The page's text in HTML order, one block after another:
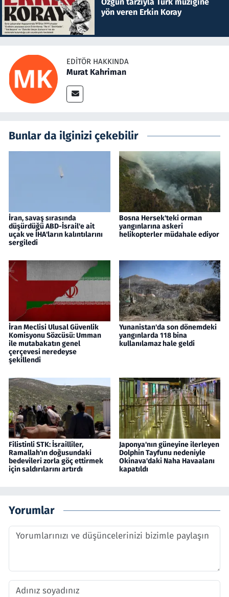
yön veren Erkin Koray
EDITÖR HAKKINDA
Murat Kahriman
Bunlar da ilginizi çekebilir
İran, savaş sırasında
düşürdüğü ABD-İsrail'e ait
uçak ve İHA'ların kalıntılarını
sergiledi
Bosna Hersek'teki orman
yangınlarına askeri
helikopterler müdahale ediyor
İran Meclisi Ulusal Güvenlik
Komisyonu Sözcüsü: Umman
ile mutabakatın genel
çerçevesi neredeyse
şekillendi
Yunanistan'da son dönemdeki
yangınlarda 118 bina
kullanılamaz hale geldi
Filistinli STK: İsrailliler,
Ramallah'ın doğusundaki
bedevileri zorla göç ettirmek
için saldırılarını artırdı
Japonya'nın güneyine ilerleyen
Dolphin Tayfunu nedeniyle
Okinava'daki Naha Havaalanı
kapatıldı
Yorumlar